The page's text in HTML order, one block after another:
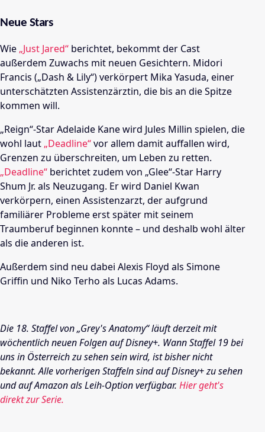
Neue Stars
Wie „Just Jared“ berichtet, bekommt der Cast
außerdem Zuwachs mit neuen Gesichtern. Midori
Francis („Dash & Lily“) verkörpert Mika Yasuda, einer
unterschätzten Assistenzärztin, die bis an die Spitze
kommen will.
„Reign“-Star Adelaide Kane wird Jules Millin spielen, die
wohl laut „Deadline“vor allem damit auffallen wird,
Grenzen zu überschreiten, um Leben zu retten.
„Deadline“ berichtet zudem von „Glee“-Star Harry
Shum Jr. als Neuzugang. Er wird Daniel Kwan
verkörpern, einen Assistenzarzt, der aufgrund
familiärer Probleme erst später mit seinem
Traumberuf beginnen konnte – und deshalb wohl älter
als die anderen ist.
Außerdem sind neu dabei Alexis Floyd als Simone
Griffin und Niko Terho als Lucas Adams.
Die 18. Staffel von „Grey's Anatomy“ läuft derzeit mit
wöchentlich neuen Folgen auf Disney+. Wann Staffel 19 bei
uns in Österreich zu sehen sein wird, ist bisher nicht
bekannt. Alle vorherigen Staffeln sind auf Disney+ zu sehen
und auf Amazon als Leih-Option verfügbar. Hier geht's
direkt zur Serie.